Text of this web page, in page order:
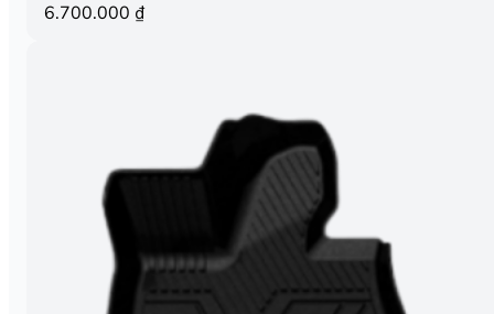
6.700.000 ₫